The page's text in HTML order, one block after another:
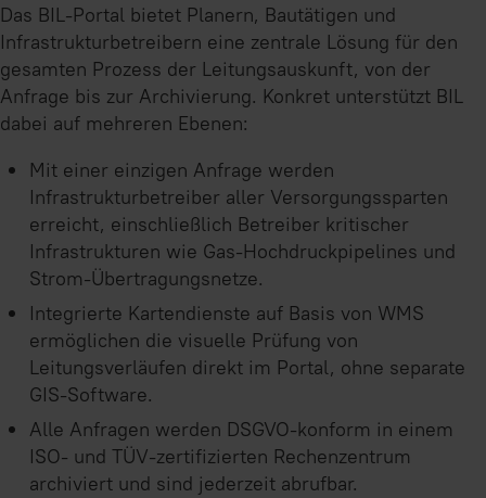
Das BIL-Portal bietet Planern, Bautätigen und
Infrastrukturbetreibern eine zentrale Lösung für den
gesamten Prozess der Leitungsauskunft, von der
Anfrage bis zur Archivierung. Konkret unterstützt BIL
dabei auf mehreren Ebenen:
Mit einer einzigen Anfrage werden
Infrastrukturbetreiber aller Versorgungssparten
erreicht, einschließlich Betreiber kritischer
Infrastrukturen wie Gas-Hochdruckpipelines und
Strom-Übertragungsnetze.
Integrierte Kartendienste auf Basis von WMS
ermöglichen die visuelle Prüfung von
Leitungsverläufen direkt im Portal, ohne separate
GIS-Software.
Alle Anfragen werden DSGVO-konform in einem
ISO- und TÜV-zertifizierten Rechenzentrum
archiviert und sind jederzeit abrufbar.